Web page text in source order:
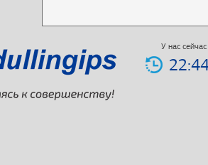
У нас сейчас